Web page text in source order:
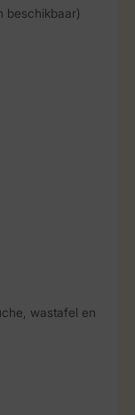
beschikbaar)
wastafel en